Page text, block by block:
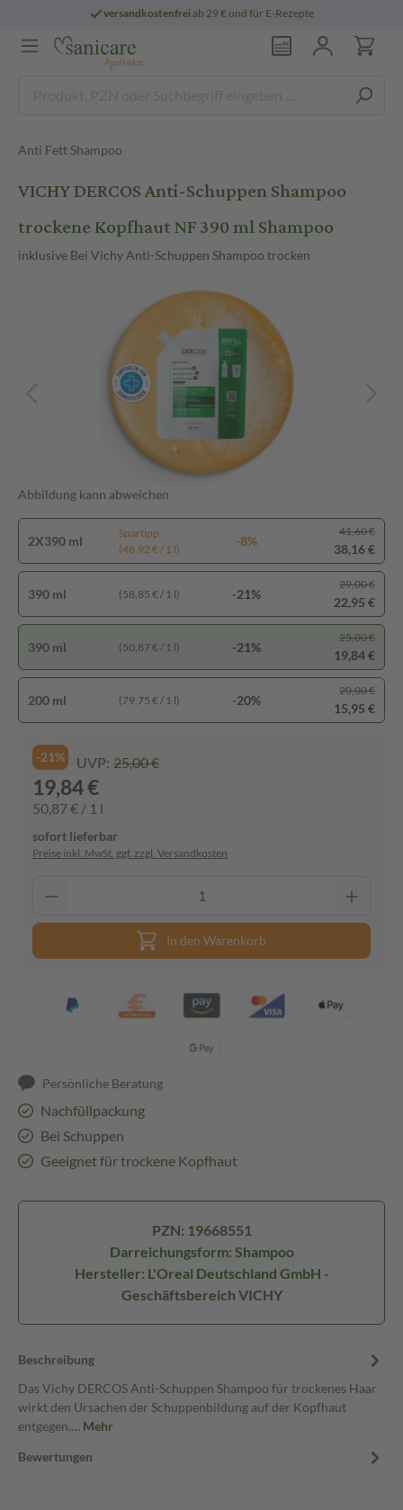
versandkostenfreiab 29 € und für E-Rezepte
Anti Fett Shampoo
VICHY DERCOS Anti-Schuppen Shampoo
trockene Kopfhaut NF 390 ml Shampoo
inklusive Bei Vichy Anti-Schuppen Shampoo trocken
Abbildung kann abweichen
2X390 ml
Spartipp
(48,92 € / 1 l)
-8%
41,60 €
38,16 €
390 ml (58,85 € / 1 l) -21%
29,00 €
22,95 €
390 ml (50,87 € / 1 l) -21%
25,00 €
19,84 €
200 ml (79,75 € / 1 l) -20%
20,00 €
15,95 €
-21% UVP: 25,00 €
19,84 €
50,87 € / 1 l
sofort lieferbar
Preise inkl. MwSt. ggf. zzgl. Versandkosten
In den Warenkorb
Persönliche Beratung
Nachfüllpackung
Bei Schuppen
Geeignet für trockene Kopfhaut
PZN: 19668551
Darreichungsform: Shampoo
Hersteller: L'Oreal Deutschland GmbH -
Geschäftsbereich VICHY
Beschreibung
Das Vichy DERCOS Anti-Schuppen Shampoo für trockenes Haar
wirkt den Ursachen der Schuppenbildung auf der Kopfhaut
entgegen.… Mehr
Bewertungen